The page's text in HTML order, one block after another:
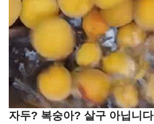
자두? 복숭아? 살구 아닙니다